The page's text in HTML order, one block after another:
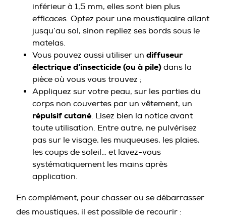
inférieur à 1,5 mm, elles sont bien plus
efficaces. Optez pour une moustiquaire allant
jusqu’au sol, sinon repliez ses bords sous le
matelas.
Vous pouvez aussi utiliser un diffuseur
électrique d’insecticide (ou à pile) dans la
pièce où vous vous trouvez ;
Appliquez sur votre peau, sur les parties du
corps non couvertes par un vêtement, un
répulsif cutané. Lisez bien la notice avant
toute utilisation. Entre autre, ne pulvérisez
pas sur le visage, les muqueuses, les plaies,
les coups de soleil… et lavez-vous
systématiquement les mains après
application.
En complément, pour chasser ou se débarrasser
des moustiques, il est possible de recourir :